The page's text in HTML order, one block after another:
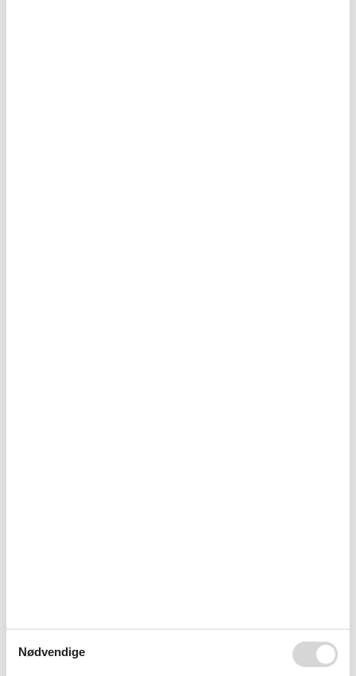
El artikler
1 TV
Nødvendige